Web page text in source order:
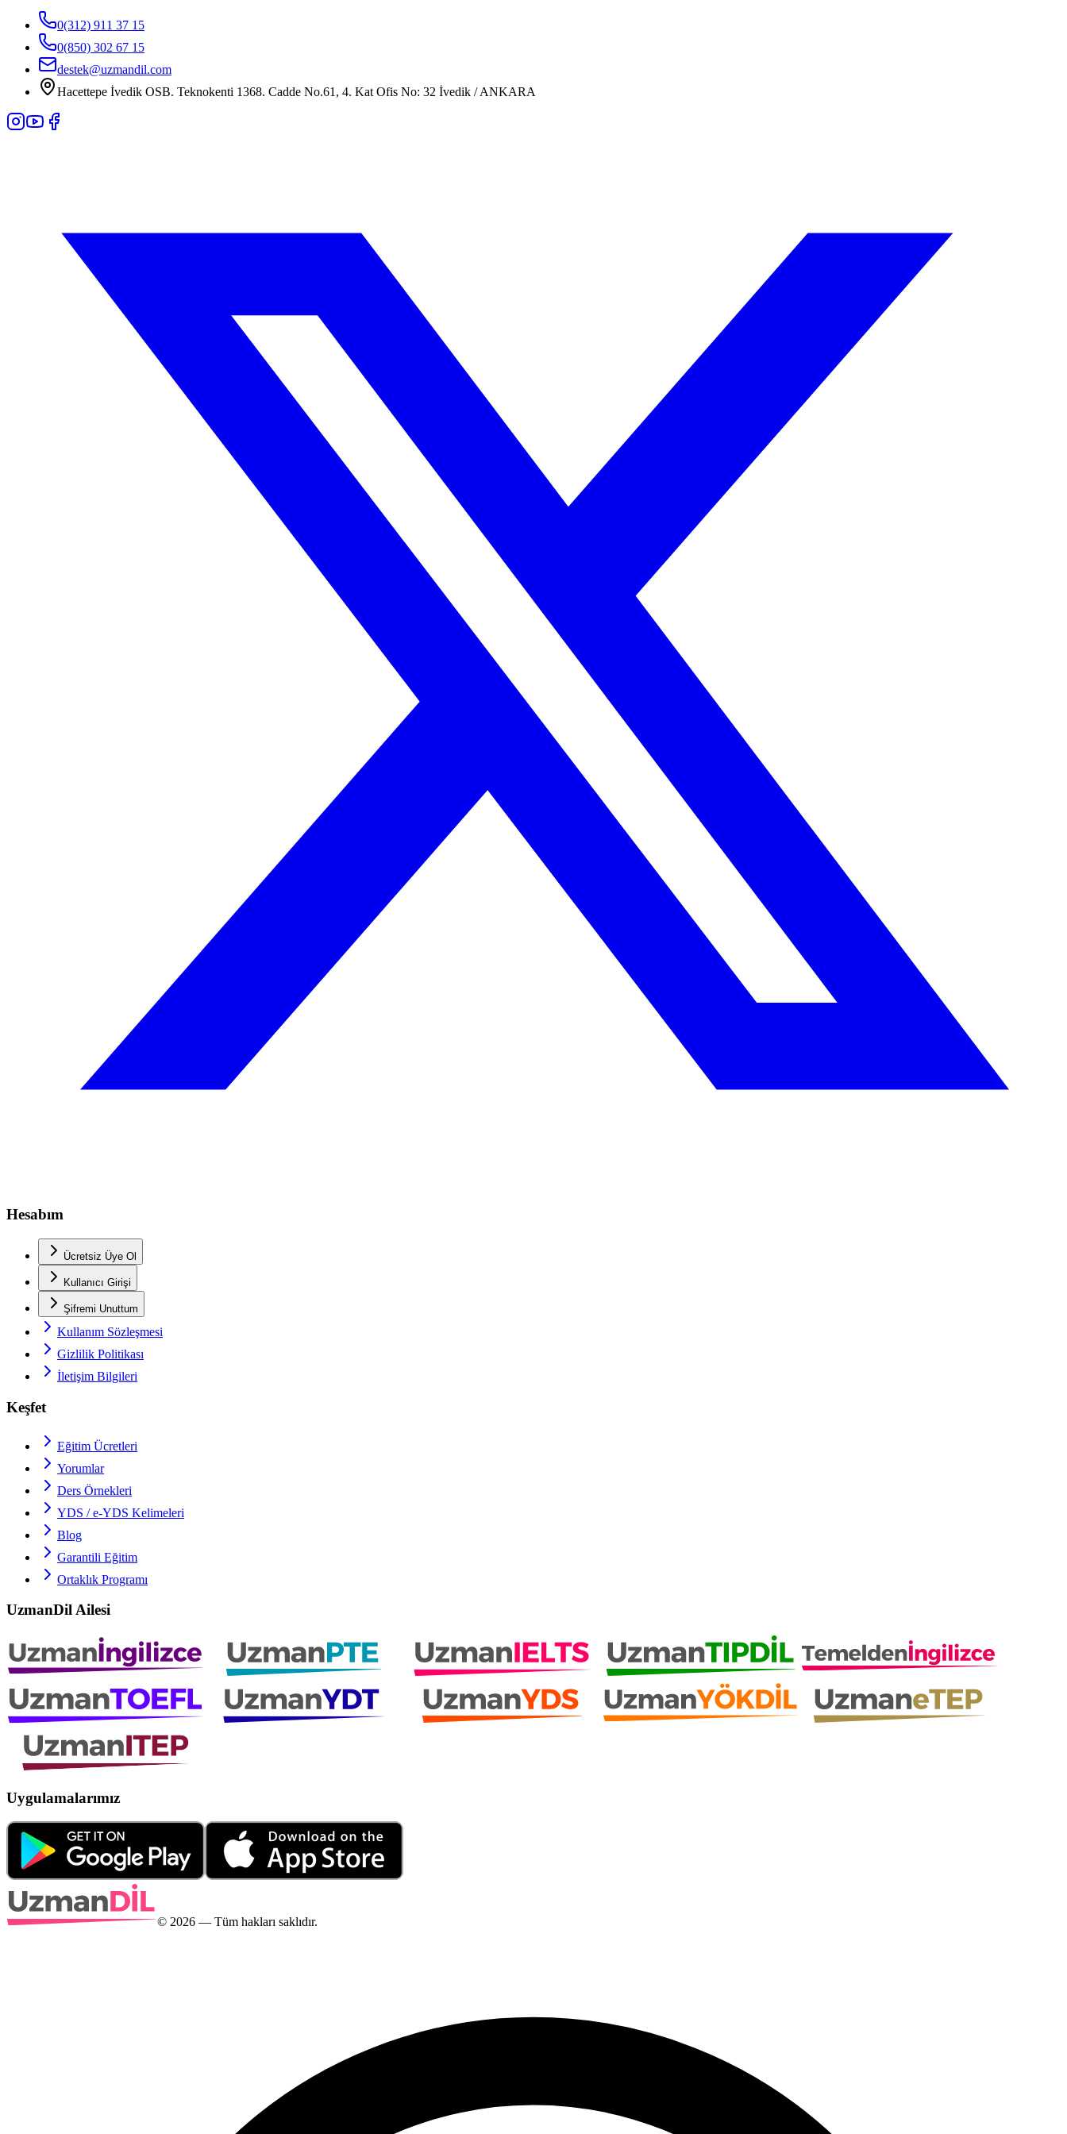
0(312) 911 37 15
0(850) 302 67 15
destek@uzmandil.com
Hacettepe İvedik OSB. Teknokenti 1368. Cadde No.61, 4. Kat Ofis No: 32 İvedik / ANKARA
Hesabım
Ücretsiz Üye Ol
Kullanıcı Girişi
Şifremi Unuttum
Kullanım Sözleşmesi
Gizlilik Politikası
İletişim Bilgileri
Keşfet
Eğitim Ücretleri
Yorumlar
Ders Örnekleri
YDS / e-YDS Kelimeleri
Blog
Garantili Eğitim
Ortaklık Programı
UzmanDil Ailesi
Uygulamalarımız
© 2026 — Tüm hakları saklıdır.